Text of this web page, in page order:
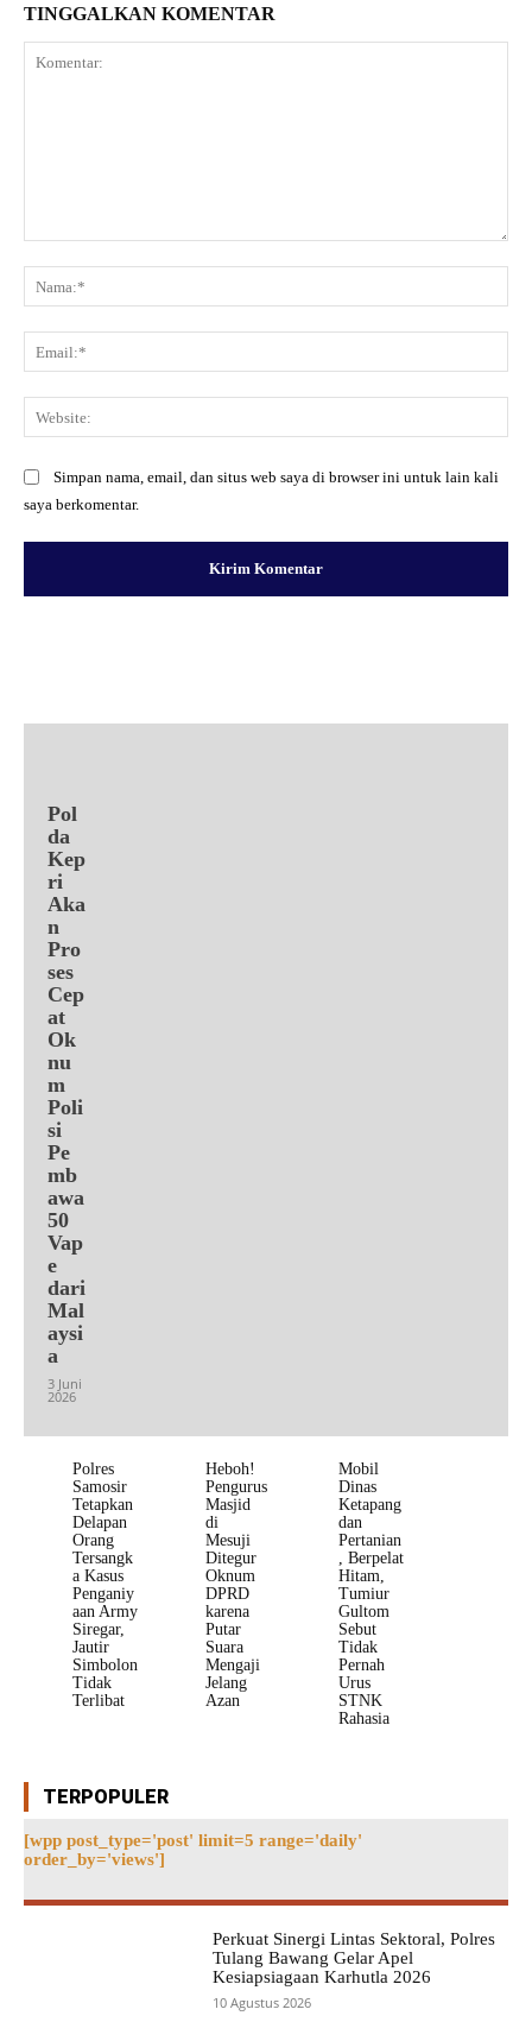
TINGGALKAN KOMENTAR
Simpan nama, email, dan situs web saya di browser ini untuk lain kali
saya berkomentar.
Pol
da
Kep
ri
Aka
n
Pro
ses
Cep
at
Ok
nu
m
Poli
si
Pe
mb
awa
50
Vap
e
dari
Mal
aysi
a
3 Juni
2026
Polres
Samosir
Tetapkan
Delapan
Orang
Tersangk
a Kasus
Penganiy
aan Army
Siregar,
Jautir
Simbolon
Tidak
Terlibat
Heboh!
Pengurus
Masjid
di
Mesuji
Ditegur
Oknum
DPRD
karena
Putar
Suara
Mengaji
Jelang
Azan
Mobil
Dinas
Ketapang
dan
Pertanian
, Berpelat
Hitam,
Tumiur
Gultom
Sebut
Tidak
Pernah
Urus
STNK
Rahasia
TERPOPULER
[wpp post_type='post' limit=5 range='daily'
order_by='views']
Perkuat Sinergi Lintas Sektoral, Polres
Tulang Bawang Gelar Apel
Kesiapsiagaan Karhutla 2026
10 Agustus 2026